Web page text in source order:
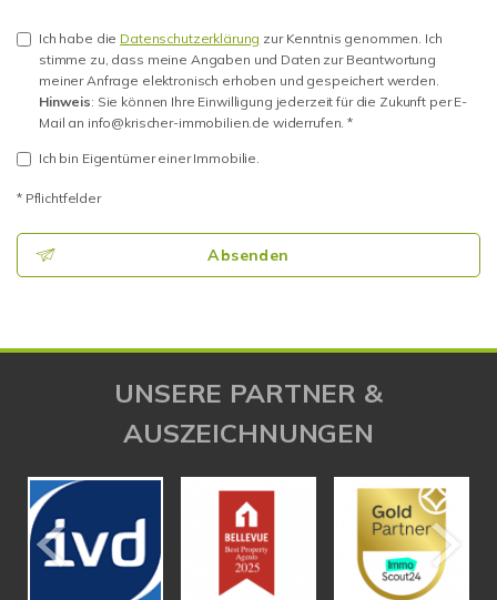
Ich habe die Datenschutzerklärung zur Kenntnis genommen. Ich
stimme zu, dass meine Angaben und Daten zur Beantwortung
meiner Anfrage elektronisch erhoben und gespeichert werden.
Hinweis: Sie können Ihre Einwilligung jederzeit für die Zukunft per E-
Mail an info@krischer-immobilien.de widerrufen. *
Ich bin Eigentümer einer Immobilie.
* Pflichtfelder
Absenden
UNSERE PARTNER &
AUSZEICHNUNGEN